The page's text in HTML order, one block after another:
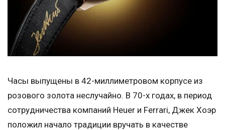
Часы выпущены в 42-миллиметровом корпусе из
розового золота неслучайно. В 70-х годах, в период
сотрудничества компаний Heuer и Ferrari, Джек Хоэр
положил начало традиции вручать в качестве